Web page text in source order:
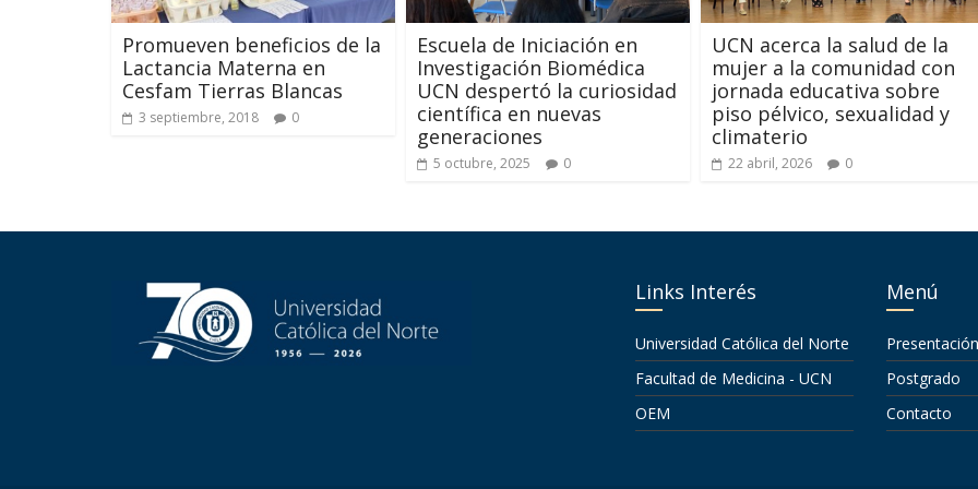
Promueven beneficios de la
Lactancia Materna en
Cesfam Tierras Blancas
3 septiembre, 2018 0
Escuela de Iniciación en
Investigación Biomédica
UCN despertó la curiosidad
científica en nuevas
generaciones
5 octubre, 2025 0
UCN acerca la salud de la
mujer a la comunidad con
jornada educativa sobre
piso pélvico, sexualidad y
climaterio
22 abril, 2026 0
Links Interés
Universidad Católica del Norte
Facultad de Medicina - UCN
OEM
Menú
Presentación
Postgrado
Contacto